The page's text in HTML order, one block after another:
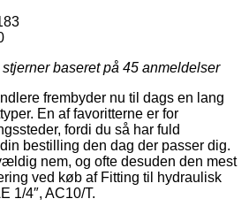
baseret på 45 anmeldelser
frembyder nu til dags en lang
En af favoritterne er for
fordi du så har fuld
bestilling den dag der passer dig.
nem, og ofte desuden den mest
ved køb af Fitting til hydraulisk
1/4″, AC10/T.